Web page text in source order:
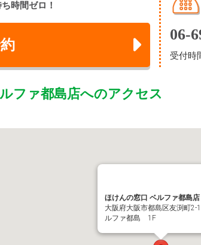
時間ゼロ！
06-
受付
ファ都島店へのアクセス
ほけんの窓口 ベルファ都島店
大阪府大阪市都島区友渕町2-
ルファ都島 1F